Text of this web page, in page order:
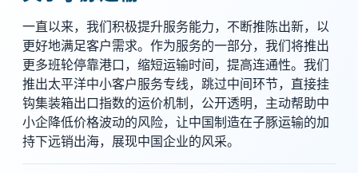
一直以来，我们积极提升服务能力，不断推陈出新，以
更好地满足客户需求。作为服务的一部分，我们将推出
更多班轮停靠港口，缩短运输时间，提高连通性。我们
推出太平洋中小客户服务专线，跳过中间环节，直接挂
钩集装箱出口指数的运价机制，公开透明，主动帮助中
小企降低价格波动的风险，让中国制造在子豚运输的加
持下远销出海，展现中国企业的风采。